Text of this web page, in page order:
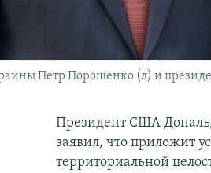
Петр Порошенко (л) и
Президент США
заявил, что приложит
территориальной